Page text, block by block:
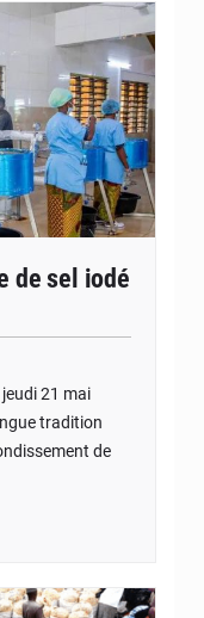
de sel iodé
21 mai
tradition
de